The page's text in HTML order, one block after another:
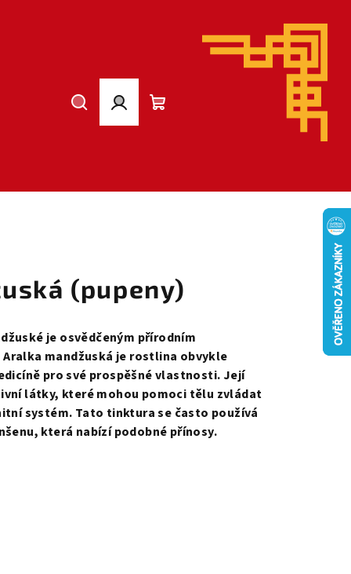
HledatPřihlášení
(pupeny)
je osvědčeným přírodním
mandžuská je rostlina obvykle
pro své prospěšné vlastnosti. Její
látky, které mohou pomoci tělu zvládat
systém. Tato tinktura se často používá
která nabízí podobné přínosy.